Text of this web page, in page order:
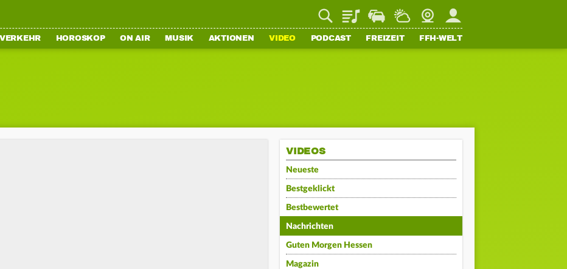
PlaylistStaupilotWetterWebcamMein FFH
VERKEHR HOROSKOP ON AIR MUSIK AKTIONEN VIDEO PODCAST FREIZEIT FFH-WELT
VIDEOS
Neueste
Bestgeklickt
Bestbewertet
Nachrichten
Guten Morgen Hessen
Magazin